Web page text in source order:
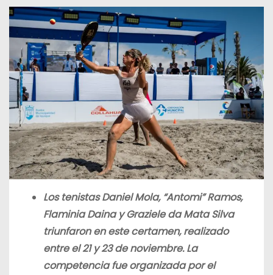
Los tenistas Daniel Mola, “Antomi” Ramos,
Flaminia Daina y Graziele da Mata Silva
triunfaron en este certamen, realizado
entre el 21 y 23 de noviembre. La
competencia fue organizada por el